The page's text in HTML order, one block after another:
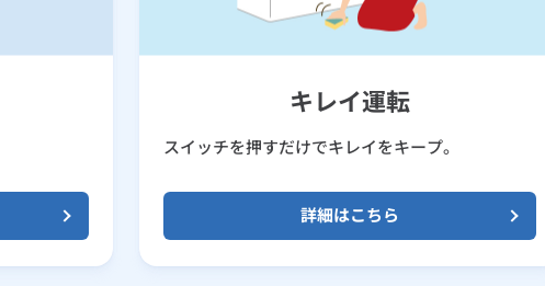
キレイ運転
スイッチを押すだけでキレイをキープ。
詳細はこちら